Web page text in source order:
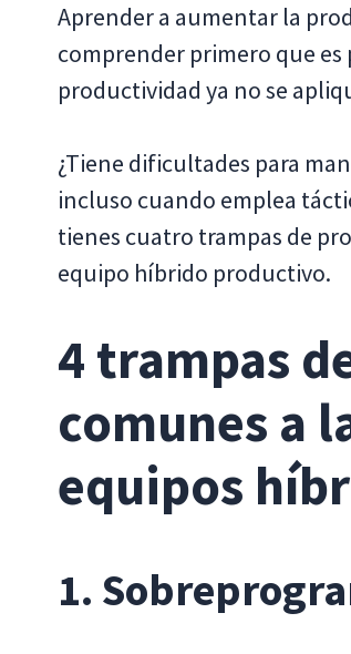
Aprender a aumentar la
comprender primero que es
productividad ya no se
¿Tiene dificultades para
incluso cuando emplea
tienes cuatro trampas de
equipo híbrido productivo.
4 trampas
comunes a
equipos
1.